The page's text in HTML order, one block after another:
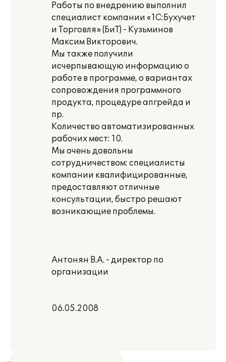
Работы по внедрению выполнил
специалист компании «1С:Бухучет
и Торговля» (БиТ) - Кузьминов
Максим Викторович.
Мы также получили
исчерпывающую информацию о
работе в программе, о вариантах
сопровождения программного
продукта, процедуре апгрейда и
пр.
Количество автоматизированных
рабочих мест: 10.
Мы очень довольны
сотрудничеством: специалисты
компании квалифицированные,
предоставляют отличные
консультации, быстро решают
возникающие проблемы.
Антонян В.А. - директор по
организации
06.05.2008